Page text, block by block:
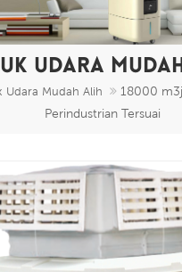
UDARA
Udara Mudah Alih
18000
Perindustrian Tersuai